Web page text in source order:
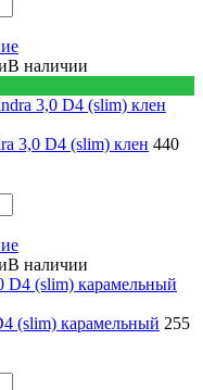
В наличии
3,0 D4 (slim) клен 440
В наличии
(slim) карамельный 255